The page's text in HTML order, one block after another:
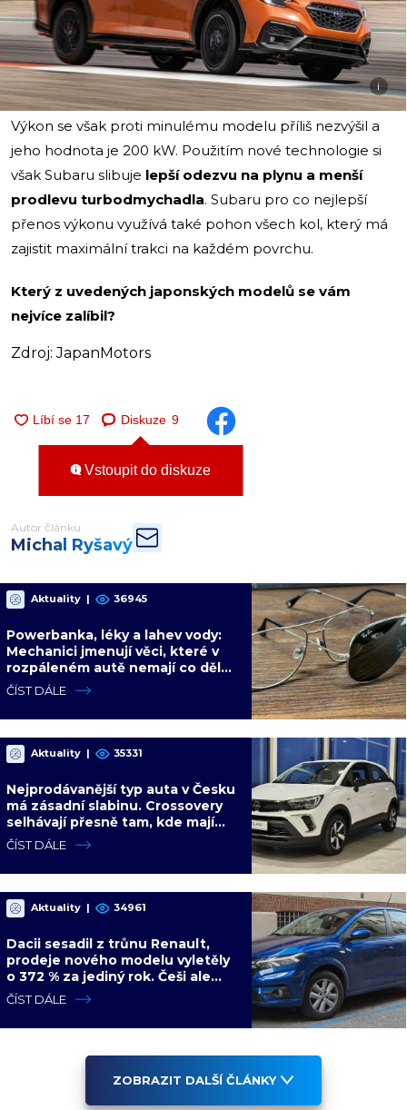
i
Výkon se však proti minulému modelu příliš nezvýšil a
jeho hodnota je 200 kW. Použitím nové technologie si
však Subaru slibuje lepší odezvu na plynu a menší
prodlevu turbodmychadla. Subaru pro co nejlepší
přenos výkonu využívá také pohon všech kol, který má
zajistit maximální trakci na každém povrchu.
Který z uvedených japonských modelů se vám
nejvíce zalíbil?
Zdroj: JapanMotors
Diskuze 9
Vstoupit do diskuze
Autor článku
Michal Ryšavý
Aktuality | 36945
Powerbanka, léky a lahev vody:
Mechanici jmenují věci, které v
rozpáleném autě nemají co dělat.
Hrozí i požár
ČÍST DÁLE
Aktuality | 35331
Nejprodávanější typ auta v Česku
má zásadní slabinu. Crossovery
selhávají přesně tam, kde mají
být nejsilnější
ČÍST DÁLE
Aktuality | 34961
Dacii sesadil z trůnu Renault,
prodeje nového modelu vyletěly
o 372 % za jediný rok. Češi ale
jedou svojí pohádku
ČÍST DÁLE
ZOBRAZIT DALŠÍ ČLÁNKY